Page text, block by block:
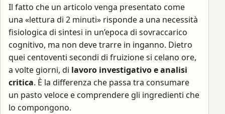
Il fatto che un articolo venga presentato come
una «lettura di 2 minuti» risponde a una necessità
fisiologica di sintesi in un’epoca di sovraccarico
cognitivo, ma non deve trarre in inganno. Dietro
quei centoventi secondi di fruizione si celano ore,
a volte giorni, di lavoro investigativo e analisi
critica. È la differenza che passa tra consumare
un pasto veloce e comprendere gli ingredienti che
lo compongono.